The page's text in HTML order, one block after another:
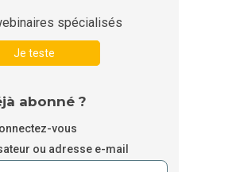
spécialisés
Je teste
abonné ?
vous
ou adresse e-mail